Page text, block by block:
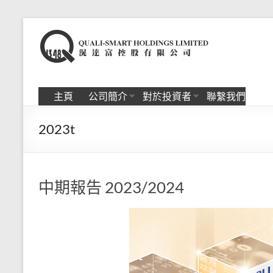
content
滉
达
富
控
股
限
主頁 公司簡介 對於投資者 聯繫我們
2023t
中期報告 2023/2024